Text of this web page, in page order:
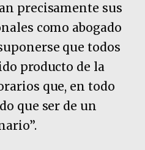
precisamente sus
como abogado
que todos
producto de la
que, en todo
que ser de un